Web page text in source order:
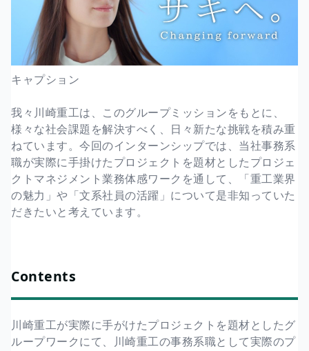
キャプション
我々川崎重工は、このグループミッションをもとに、
様々な社会課題を解決すべく、日々新たな挑戦を積み重
ねています。今回のインターンシップでは、当社事務系
職が実際に手掛けたプロジェクトを題材としたプロジェ
クトマネジメント業務体感ワークを通して、「重工業界
の魅力」や「文系社員の活躍」について是非知っていた
だきたいと考えています。
Contents
川崎重工が実際に手がけたプロジェクトを題材としたグ
ループワークにて、川崎重工の事務系職として実際のプ